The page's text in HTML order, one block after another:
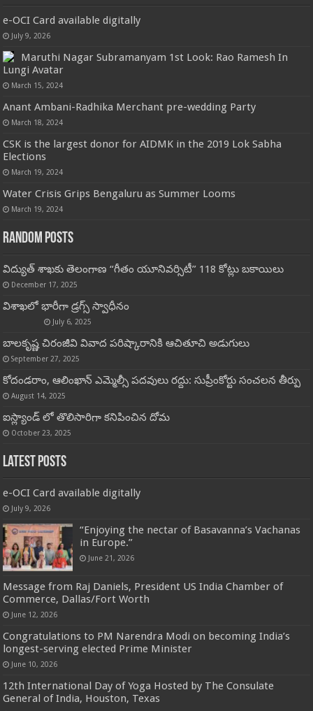
e-OCI Card available digitally
July 9, 2026
Maruthi Nagar Subramanyam 1st Look: Rao Ramesh In
Lungi Avatar
March 15, 2024
Anant Ambani-Radhika Merchant pre-wedding Party
March 18, 2024
CSK is the largest donor for AIDMK in the 2019 Lok Sabha
Elections
March 19, 2024
Water Crisis Grips Bengaluru as Summer Looms
March 19, 2024
Random Posts
విద్యుత్ శాఖకు తెలంగాణ “గీతం యూనివర్సిటీ” 118 కోట్లు బకాయిలు
December 17, 2025
విశాఖలో భారీగా డ్రగ్స్ స్వాధీనం
July 6, 2025
బాలకృష్ణ చిరంజీవి వివాద పరిష్కారానికి ఆచితూచి అడుగులు
September 27, 2025
కోదండరాం, ఆలింఖాన్ ఎమ్మెల్సీ పదవులు రద్దు: సుప్రీంకోర్టు సంచలన తీర్పు
August 14, 2025
ఐస్ల్యాండ్ లో తొలిసారిగా కనిపించిన దోమ
October 23, 2025
Latest Posts
e-OCI Card available digitally
July 9, 2026
“Enjoying the nectar of Basavanna’s Vachanas
in Europe.”
June 21, 2026
Message from Raj Daniels, President US India Chamber of
Commerce, Dallas/Fort Worth
June 12, 2026
Congratulations to PM Narendra Modi on becoming India’s
longest-serving elected Prime Minister
June 10, 2026
12th International Day of Yoga Hosted by The Consulate
General of India, Houston, Texas